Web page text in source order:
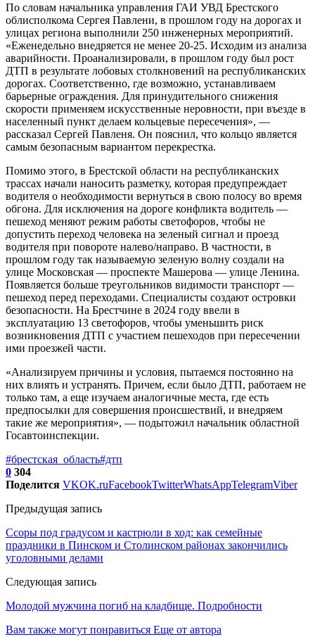
По словам начальника управления ГАИ УВД Брестского
облисполкома Сергея Павлени, в прошлом году на дорогах и
улицах региона выполнили 250 инженерных мероприятий.
«Еженедельно внедряется не менее 20-25. Исходим из анализа
аварийности. Проанализировали, в прошлом году был рост
ДТП в результате лобовых столкновений на республиканских
дорогах. Соответственно, где возможно, устанавливаем
барьерные ограждения. Для принудительного снижения
скорости применяем искусственные неровности, при въезде в
населенный пункт делаем кольцевые пересечения», —
рассказал Сергей Павленя. Он пояснил, что кольцо является
самым безопасным вариантом перекрестка.
Помимо этого, в Брестской области на республиканских
трассах начали наносить разметку, которая предупреждает
водителя о необходимости вернуться в свою полосу во время
обгона. Для исключения на дороге конфликта водитель —
пешеход меняют режим работы светофоров, чтобы не
допустить переход человека на зеленый сигнал и проезд
водителя при повороте налево/направо. В частности, в
прошлом году так называемую зеленую волну создали на
улице Московская — проспекте Машерова — улице Ленина.
Появляется больше треугольников видимости транспорт —
пешеход перед переходами. Специалисты создают островки
безопасности. На Брестчине в 2024 году ввели в
эксплуатацию 13 светофоров, чтобы уменьшить риск
возникновения ДТП с участием пешеходов при пересечении
ими проезжей части.
«Анализируем причины и условия, пытаемся постоянно на
них влиять и устранять. Причем, если было ДТП, работаем не
только там, а еще изучаем аналогичные места, где есть
предпосылки для совершения происшествий, и внедряем
такие же мероприятия», — подытожил начальник областной
Госавтоинспекции.
#брестская_область#дтп
0 304
Поделится VKOK.ruFacebookTwitterWhatsAppTelegramViber
Предыдущая запись
Ссоры под градусом и кастрюли в ход: как семейные
праздники в Пинском и Столинском районах закончились
уголовными делами
Следующая запись
Молодой мужчина погиб на кладбище. Подробности
Вам также могут понравиться Еще от автора